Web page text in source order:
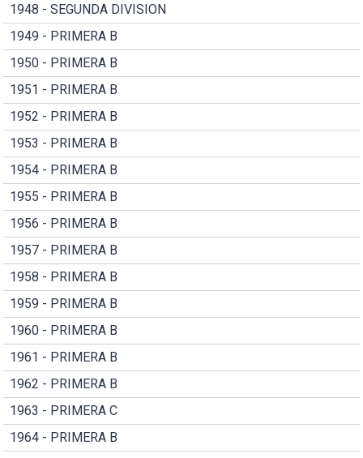
1948 - SEGUNDA DIVISION
1949 - PRIMERA B
1950 - PRIMERA B
1951 - PRIMERA B
1952 - PRIMERA B
1953 - PRIMERA B
1954 - PRIMERA B
1955 - PRIMERA B
1956 - PRIMERA B
1957 - PRIMERA B
1958 - PRIMERA B
1959 - PRIMERA B
1960 - PRIMERA B
1961 - PRIMERA B
1962 - PRIMERA B
1963 - PRIMERA C
1964 - PRIMERA B